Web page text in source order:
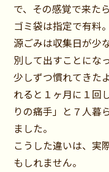
で、その感覚で来た
ゴミ袋は指定で有料
源ごみは収集日が少
別して出すことにな
少しずつ慣れてきた
れると１ヶ月に１回
りの痛手」と７人暮
ました。
こうした違いは、実
もしれません。